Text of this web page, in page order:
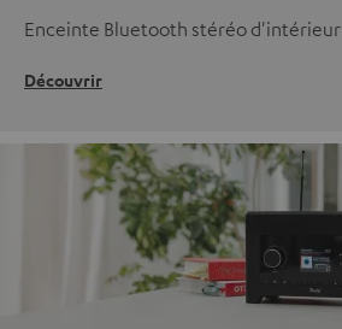
Enceinte Bluetooth stéréo d'intérieur
Découvrir